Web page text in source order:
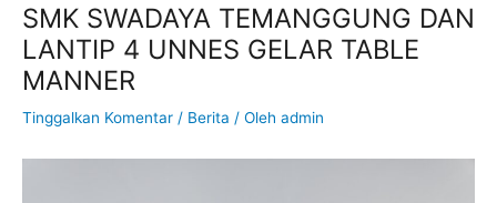
SMK SWADAYA TEMANGGUNG DAN
LANTIP 4 UNNES GELAR TABLE
MANNER
Tinggalkan Komentar / Berita / Oleh admin